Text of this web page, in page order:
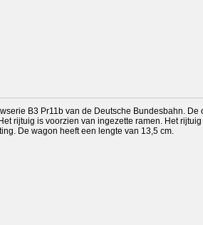
B3 Pr11b van de Deutsche Bundesbahn. De
rijtuig is voorzien van ingezette ramen. Het
De wagon heeft een lengte van 13,5 cm.